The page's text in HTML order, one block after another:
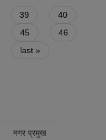
39
40
45
46
last »
नगर प्रमुख